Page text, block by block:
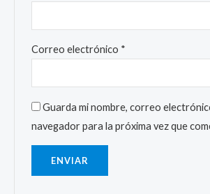
Correo electrónico *
Guarda mi nombre, correo
navegador para la próxima vez que